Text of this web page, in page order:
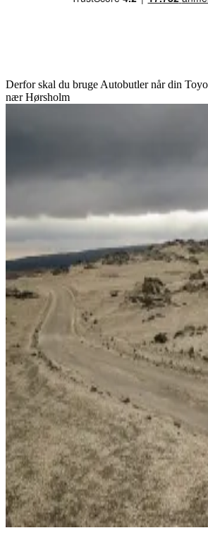
Derfor skal du bruge Autobutler når din
nær Hørsholm